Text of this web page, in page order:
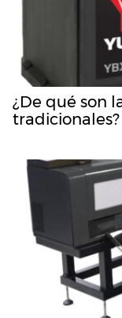
¿De qué son
tradicionales?